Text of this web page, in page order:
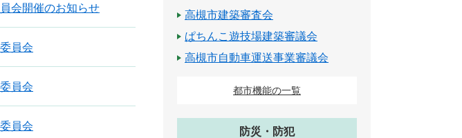
会開催のお知らせ
員会
員会
員会
高槻市建築審査会
ぱちんこ遊技場建築審議会
高槻市自動車運送事業審議会
都市機能の一覧
防災・防犯